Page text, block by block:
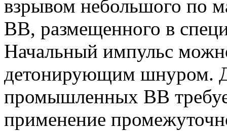
взрывом небольшого по
ВВ, размещенного в
Начальный импульс
детонирующим шнуром.
промышленных ВВ
применение